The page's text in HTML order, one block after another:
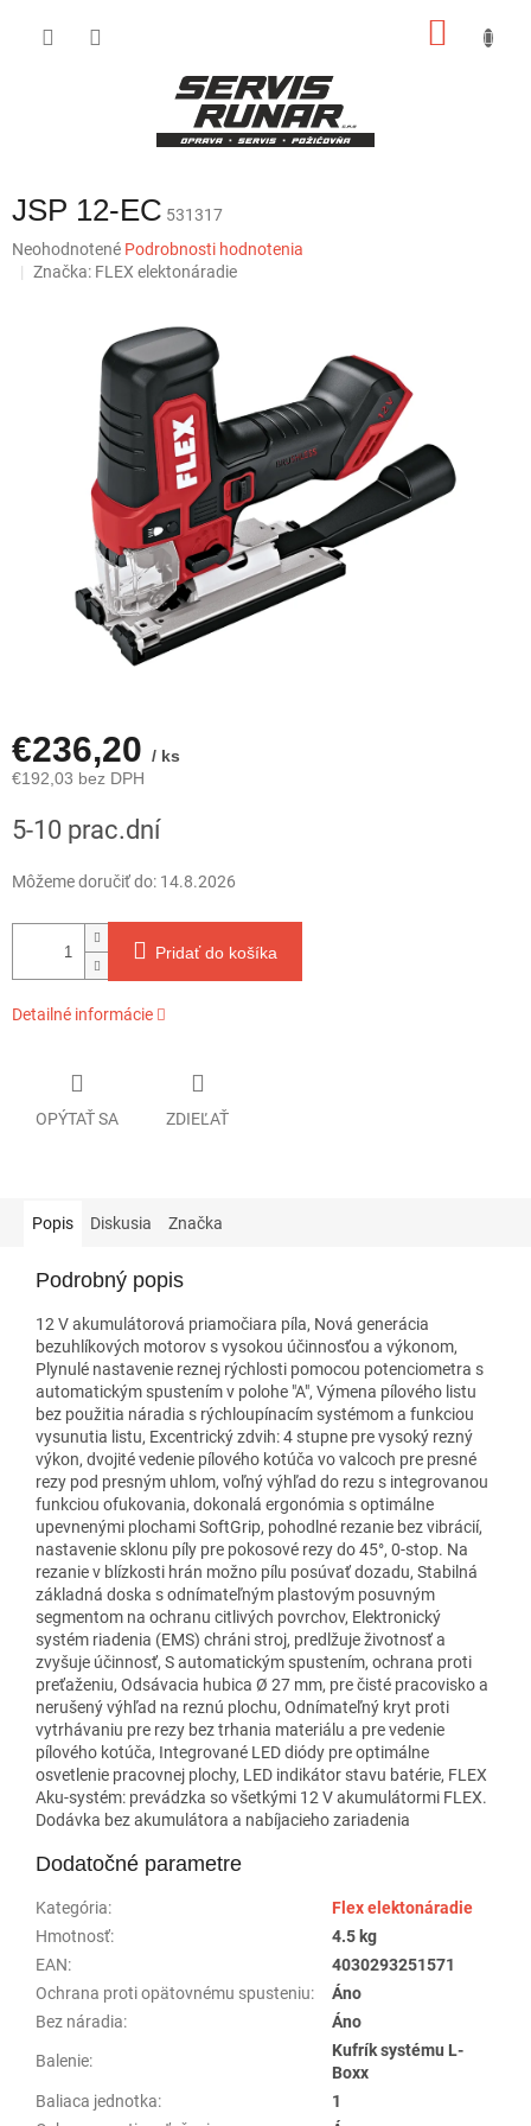
JSP 12-EC 531317
Priemerné
hodnotenie
Neohodnotené Podrobnosti hodnotenia
Značka: FLEX elektonáradie
€236,20 / ks
€192,03 bez DPH
cena:
5-10 prac.dní
Môžeme doručiť do: 14.8.2026
Pridať do košíka
Detailné informácie
OPÝTAŤ SA ZDIEĽAŤ
Popis Diskusia Značka
Podrobný popis
12 V akumulátorová priamočiara píla, Nová generácia
bezuhlíkových motorov s vysokou účinnosťou a výkonom,
Plynulé nastavenie reznej rýchlosti pomocou potenciometra s
automatickým spustením v polohe "A", Výmena pílového listu
bez použitia náradia s rýchloupínacím systémom a funkciou
vysunutia listu, Excentrický zdvih: 4 stupne pre vysoký rezný
výkon, dvojité vedenie pílového kotúča vo valcoch pre presné
rezy pod presným uhlom, voľný výhľad do rezu s integrovanou
funkciou ofukovania, dokonalá ergonómia s optimálne
upevnenými plochami SoftGrip, pohodlné rezanie bez vibrácií,
nastavenie sklonu píly pre pokosové rezy do 45°, 0-stop. Na
rezanie v blízkosti hrán možno pílu posúvať dozadu, Stabilná
základná doska s odnímateľným plastovým posuvným
segmentom na ochranu citlivých povrchov, Elektronický
systém riadenia (EMS) chráni stroj, predlžuje životnosť a
zvyšuje účinnosť, S automatickým spustením, ochrana proti
preťaženiu, Odsávacia hubica Ø 27 mm, pre čisté pracovisko a
nerušený výhľad na reznú plochu, Odnímateľný kryt proti
vytrhávaniu pre rezy bez trhania materiálu a pre vedenie
pílového kotúča, Integrované LED diódy pre optimálne
osvetlenie pracovnej plochy, LED indikátor stavu batérie, FLEX
Aku-systém: prevádzka so všetkými 12 V akumulátormi FLEX.
Dodávka bez akumulátora a nabíjacieho zariadenia
Dodatočné parametre
Kategória:
Flex elektonáradie
Hmotnosť:
4.5 kg
EAN:
4030293251571
Ochrana proti opätovnému spusteniu:
Áno
Bez náradia: Áno
Balenie:
Kufrík systému L-
Boxx
Baliaca jednotka:
1